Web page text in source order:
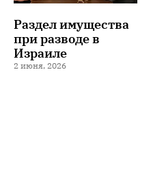
Раздел имущества
при разводе в
Израиле
2 июня, 2026